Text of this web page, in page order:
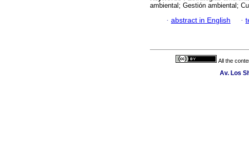
ambiental; Gestión ambiental;
· abstract in English ·
All the
Av. Los